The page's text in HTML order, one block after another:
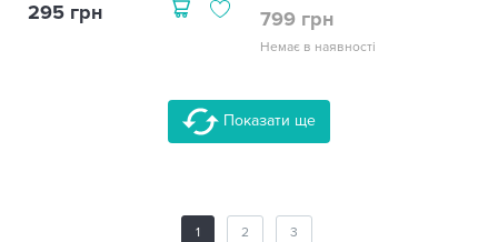
295 грн 799 грн
Немає в наявності
Показати ще
1 2 3